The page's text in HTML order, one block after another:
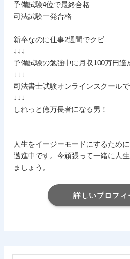
予備試験4位で最終合格
司法試験一発合格
新卒なのに仕事2週間でクビ
↓↓↓
予備試験の勉強中に月収100万円達
↓↓↓
司法書士試験オンラインスクール
↓↓↓
しれっと億万長者になる男！
人生をイージーモードにするため
邁進中です。今頑張って一緒に人
ましょう。
詳しいプロフィ